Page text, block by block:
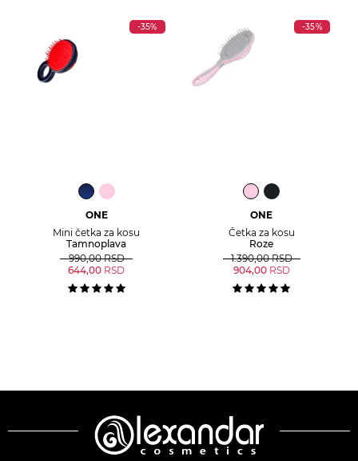
-35%
ONE
Mini četka za kosu
Tamnoplava
990,00 RSD
644,00 RSD
-35%
ONE
Četka za kosu
Roze
1.390,00 RSD
904,00 RSD